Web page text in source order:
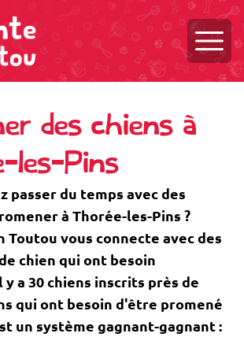
des chiens à
les-Pins
passer du temps avec des
à Thorée-les-Pins ?
Toutou vous connecte avec des
chien qui ont besoin
y a 30 chiens inscrits près de
qui ont besoin d'être promené
un système gagnant-gagnant :